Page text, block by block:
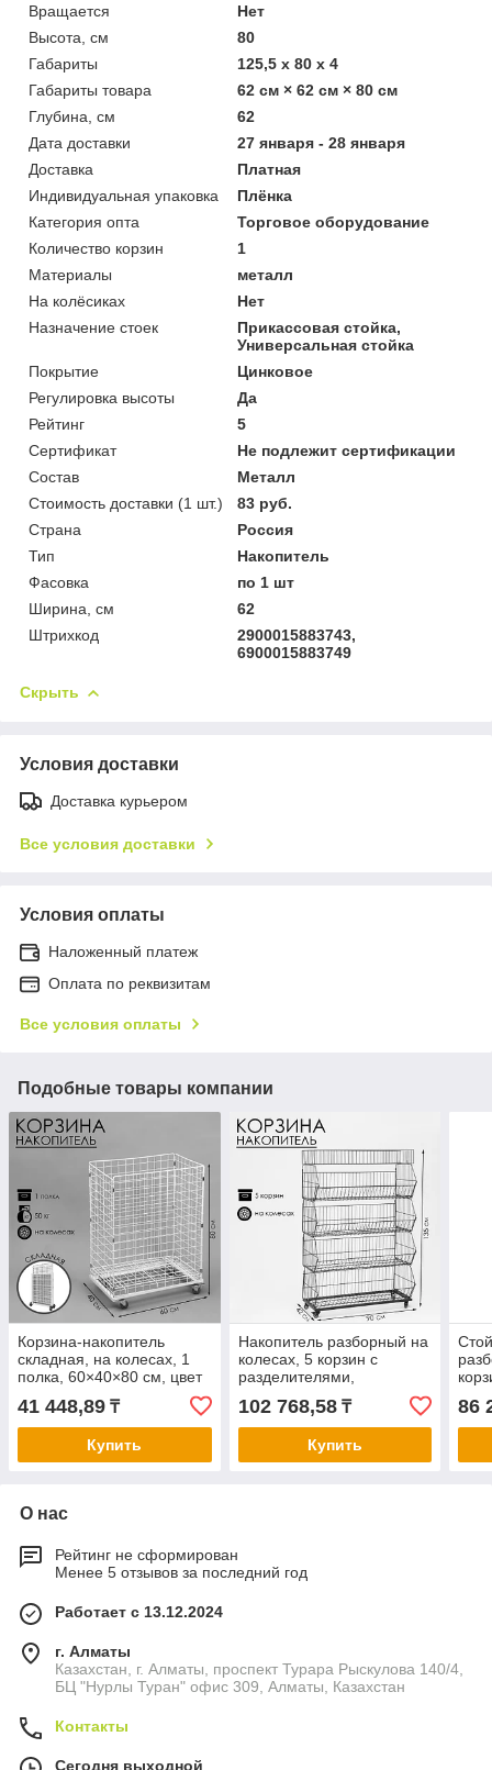
Вращается
Нет
Высота, см
80
Габариты
125,5 x 80 x 4
Габариты товара
62 см × 62 см × 80 см
Глубина, см
62
Дата доставки
27 января - 28 января
Доставка
Платная
Индивидуальная упаковка
Плёнка
Категория опта
Торговое оборудование
Количество корзин
1
Материалы
металл
На колёсиках
Нет
Назначение стоек
Прикассовая стойка,
Универсальная стойка
Покрытие
Цинковое
Регулировка высоты
Да
Рейтинг
5
Сертификат
Не подлежит сертификации
Состав
Металл
Стоимость доставки (1 шт.)
83 руб.
Страна
Россия
Тип
Накопитель
Фасовка
по 1 шт
Ширина, см
62
Штрихкод
2900015883743,
6900015883749
Скрыть
Условия доставки
Доставка курьером
Все условия доставки
Условия оплаты
Наложенный платеж
Оплата по реквизитам
Все условия оплаты
Подобные товары компании
Корзина-накопитель
складная, на колесах, 1
полка, 60×40×80 см, цвет
41 448,89 ₸
Купить
Накопитель разборный на
колесах, 5 корзин с
разделителями,
90×42×135 см, цвет
чёрный
102 768,58₸
Купить
86
О нас
Рейтинг не сформирован
Менее 5 отзывов за последний год
Работает с 13.12.2024
г. Алматы
Казахстан, г. Алматы, проспект Турара Рыскулова 140/4,
БЦ "Нурлы Туран" офис 309, Алматы, Казахстан
Контакты
Сегодня выходной